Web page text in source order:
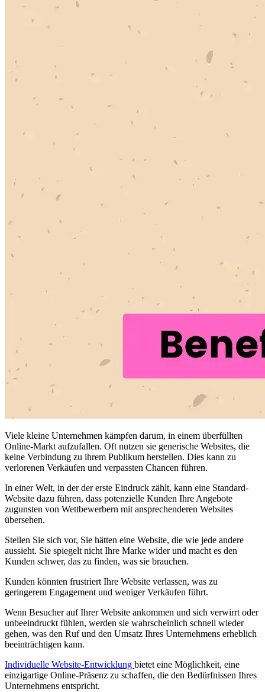
Viele kleine Unternehmen kämpfen darum, in einem überfüllten
Online-Markt aufzufallen. Oft nutzen sie generische Websites, die
keine Verbindung zu ihrem Publikum herstellen. Dies kann zu
verlorenen Verkäufen und verpassten Chancen führen.
In einer Welt, in der der erste Eindruck zählt, kann eine Standard-
Website dazu führen, dass potenzielle Kunden Ihre Angebote
zugunsten von Wettbewerbern mit ansprechenderen Websites
übersehen.
Stellen Sie sich vor, Sie hätten eine Website, die wie jede andere
aussieht. Sie spiegelt nicht Ihre Marke wider und macht es den
Kunden schwer, das zu finden, was sie brauchen.
Kunden könnten frustriert Ihre Website verlassen, was zu
geringerem Engagement und weniger Verkäufen führt.
Wenn Besucher auf Ihrer Website ankommen und sich verwirrt oder
unbeeindruckt fühlen, werden sie wahrscheinlich schnell wieder
gehen, was den Ruf und den Umsatz Ihres Unternehmens erheblich
beeinträchtigen kann.
Individuelle Website-Entwicklung bietet eine Möglichkeit, eine
einzigartige Online-Präsenz zu schaffen, die den Bedürfnissen Ihres
Unternehmens entspricht.